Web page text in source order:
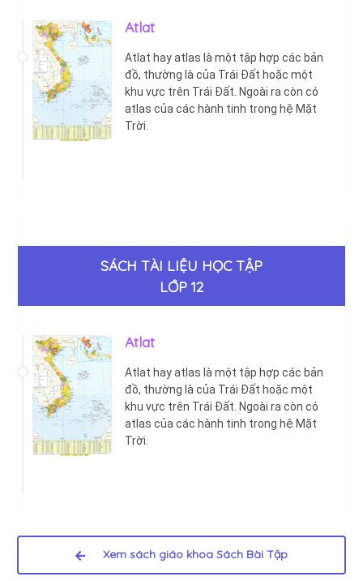
Atlat
Atlat hay atlas là một tập hợp các bản
đồ, thường là của Trái Đất hoặc một
khu vực trên Trái Đất. Ngoài ra còn có
atlas của các hành tinh trong hệ Mặt
Trời.
SÁCH TÀI LIỆU HỌC TẬP
LỚP 12
Atlat
Atlat hay atlas là một tập hợp các bản
đồ, thường là của Trái Đất hoặc một
khu vực trên Trái Đất. Ngoài ra còn có
atlas của các hành tinh trong hệ Mặt
Trời.
Xem sách giáo khoa Sách Bài Tập